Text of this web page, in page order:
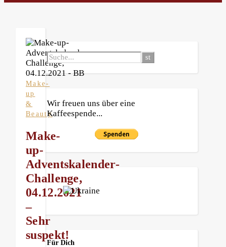
Make-
up
&
Beauty
Make-
up-
Adventskalender-
Challenge,
04.12.2021
–
Sehr
suspekt!
Wir freuen uns über eine
Kaffeespende...
Für Dich